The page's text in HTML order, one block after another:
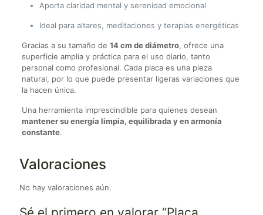
Aporta claridad mental y serenidad emocional
Ideal para altares, meditaciones y terapias energéticas
Gracias a su tamaño de 14 cm de diámetro, ofrece una
superficie amplia y práctica para el uso diario, tanto
personal como profesional. Cada placa es una pieza
natural, por lo que puede presentar ligeras variaciones que
la hacen única.
Una herramienta imprescindible para quienes desean
mantener su energía limpia, equilibrada y en armonía
constante.
Valoraciones
No hay valoraciones aún.